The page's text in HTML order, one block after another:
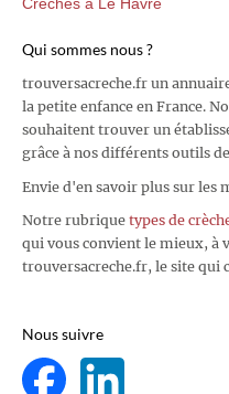
Qui sommes nous ?
trouversacreche.fr un
la petite enfance en France.
souhaitent trouver un
grâce à nos différents outils
Envie d'en savoir plus sur les
Notre rubrique types de
qui vous convient le mieux, à
trouversacreche.fr, le site qui
Nous suivre